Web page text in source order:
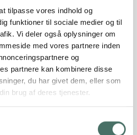
tilpasse vores indhold og
funktioner til sociale medier og til
Vi deler også oplysninger om
med vores partnere inden
og
partnere kan kombinere disse
du har givet dem, eller som
brug af deres tjenester.